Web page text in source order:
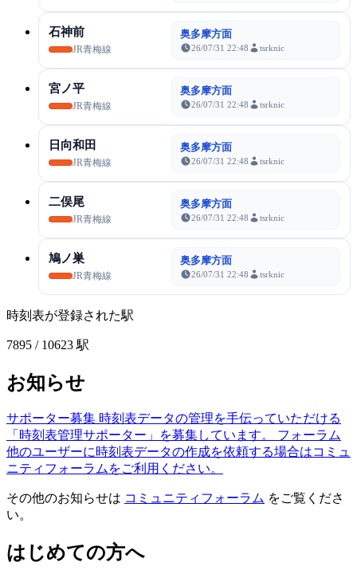
石神前
JR青梅線
奥多摩方面
26/07/31 22:48 tsrknic
宮ノ平
JR青梅線
奥多摩方面
26/07/31 22:48 tsrknic
日向和田
JR青梅線
奥多摩方面
26/07/31 22:48 tsrknic
二俣尾
JR青梅線
奥多摩方面
26/07/31 22:48 tsrknic
鳩ノ巣
JR青梅線
奥多摩方面
26/07/31 22:48 tsrknic
時刻表が登録された駅
7895 / 10623 駅
お知らせ
サポーター募集 時刻表データの管理を手伝っていただける
「時刻表管理サポーター」を募集しています。
フォーラム
他のユーザーに時刻表データの作成を依頼する場合はコミュ
ニティフォーラムをご利用ください。
その他のお知らせは コミュニティフォーラム をご覧くださ
い。
はじめての方へ